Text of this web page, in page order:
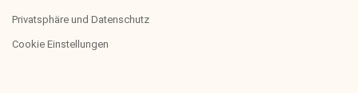
Privatsphäre und Datenschutz
Cookie Einstellungen